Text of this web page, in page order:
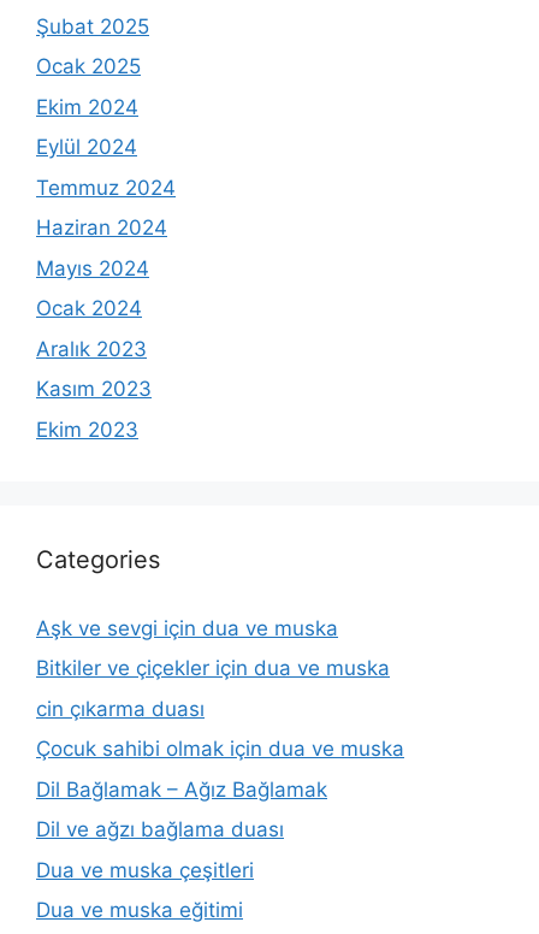
Şubat 2025
Ocak 2025
Ekim 2024
Eylül 2024
Temmuz 2024
Haziran 2024
Mayıs 2024
Ocak 2024
Aralık 2023
Kasım 2023
Ekim 2023
Categories
Aşk ve sevgi için dua ve muska
Bitkiler ve çiçekler için dua ve muska
cin çıkarma duası
Çocuk sahibi olmak için dua ve muska
Dil Bağlamak – Ağız Bağlamak
Dil ve ağzı bağlama duası
Dua ve muska çeşitleri
Dua ve muska eğitimi